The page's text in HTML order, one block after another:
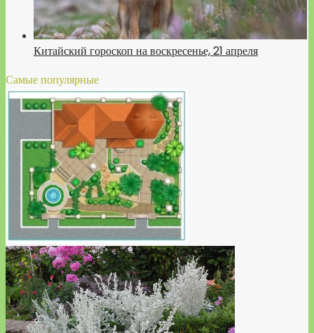
Китайский гороскоп на воскресенье, 21 апреля
Самые популярные